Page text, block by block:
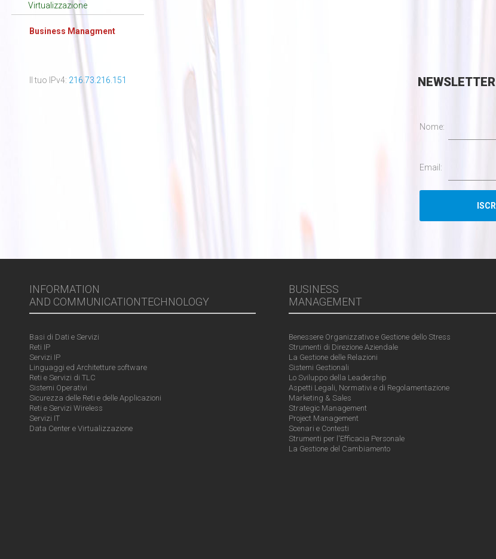
Virtualizzazione
Business Managment
Il tuo IPv4: 216.73.216.151 NEWSLETTER
Nome:
Email:
INFORMATION
AND COMMUNICATIONTECHNOLOGY
Basi di Dati e Servizi
Reti IP
Servizi IP
Linguaggi ed Architetture software
Reti e Servizi di TLC
Sistemi Operativi
Sicurezza delle Reti e delle Applicazioni
Reti e Servizi Wireless
Servizi IT
Data Center e Virtualizzazione
BUSINESS
MANAGEMENT
Benessere Organizzativo e Gestione dello Stress
Strumenti di Direzione Aziendale
La Gestione delle Relazioni
Sistemi Gestionali
Lo Sviluppo della Leadership
Aspetti Legali, Normativi e di Regolamentazione
Marketing & Sales
Strategic Management
Project Management
Scenari e Contesti
Strumenti per l'Efficacia Personale
La Gestione del Cambiamento